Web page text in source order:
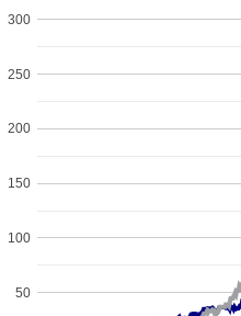
50
100
150
200
250
300